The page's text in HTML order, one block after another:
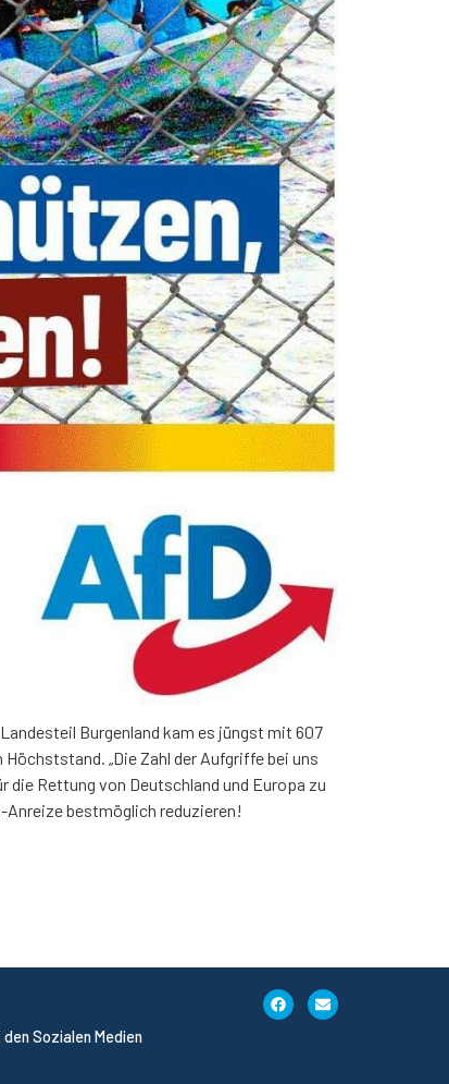
Burgenland kam es jüngst mit 607
„Die Zahl der Aufgriffe bei uns
die Rettung von Deutschland und Europa zu
Anreize bestmöglich reduzieren!
Sozialen Medien